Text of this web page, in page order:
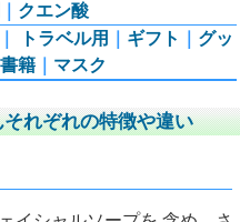
クエン酸
トラベル用 ギフト
グッ
籍
マスク
れぞれの特徴や違い